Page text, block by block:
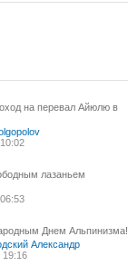
на перевал Айюлю в
лазаньем
Днем Альпинизма!⁠
Александр
19:16